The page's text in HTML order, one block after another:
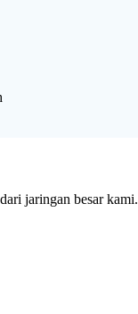
jaringan besar kami.